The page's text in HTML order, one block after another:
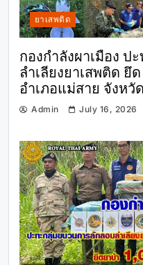
ยาเสพติด
กองกำลังผาเมือง
ลำเลียงยาเสพติด ยึ
อำเภอแม่สาย จังหวั
Admin July 16, 2026